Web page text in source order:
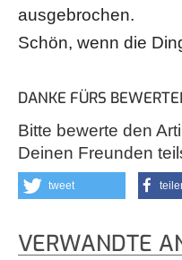
ausgebrochen.
Schön, wenn die
DANKE FÜRS
Bitte bewerte den
Deinen Freunden
tweet
VERWANDTE